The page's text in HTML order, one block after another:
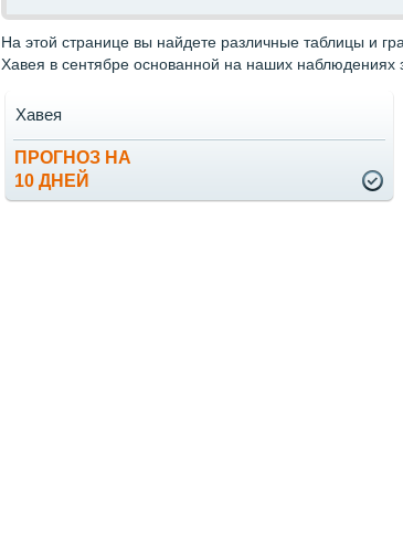
На этой странице вы найдете различные таблицы и
Хавея в сентябре основанной на наших наблюдениях
ПРОГНОЗ НА
10 ДНЕЙ
Хавея